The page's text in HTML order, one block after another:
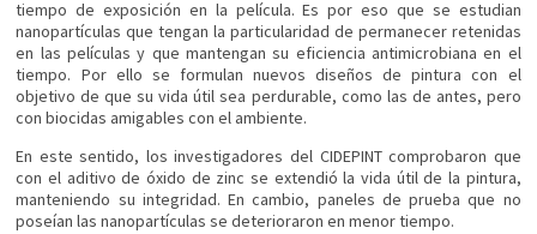
tiempo de exposición en la película. Es por eso que se estudian
nanopartículas que tengan la particularidad de permanecer retenidas
en las películas y que mantengan su eficiencia antimicrobiana en el
tiempo. Por ello se formulan nuevos diseños de pintura con el
objetivo de que su vida útil sea perdurable, como las de antes, pero
con biocidas amigables con el ambiente.
En este sentido, los investigadores del CIDEPINT comprobaron que
con el aditivo de óxido de zinc se extendió la vida útil de la pintura,
manteniendo su integridad. En cambio, paneles de prueba que no
poseían las nanopartículas se deterioraron en menor tiempo.